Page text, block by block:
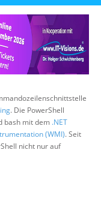
. Die PowerShell
bash mit dem .NET
(WMI). Seit
nicht nur auf